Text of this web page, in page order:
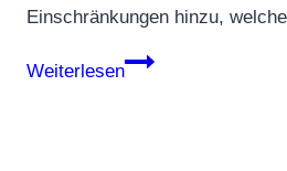
Einschränkungen hinzu,
Weiterlesen
Tipps